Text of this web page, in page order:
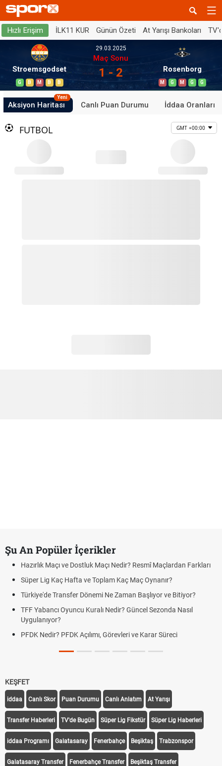
Hızlı Erişim İLK11 KUR Günün Özeti At Yarışı Bankoları
Stroemsgodset
G B M B B
29.03.2025
Maç Sonu
1 - 2 Rosenborg
M G M G G
Aksiyon Haritası
Yeni
Canlı Puan Durumu İddaa Oranları
FUTBOL GMT +00:00
Şu An Popüler İçerikler
Hazırlık Maçı ve Dostluk Maçı Nedir? Resmî Maçlardan Farkları
Süper Lig Kaç Hafta ve Toplam Kaç Maç Oynanır?
Türkiye'de Transfer Dönemi Ne Zaman Başlıyor ve Bitiyor?
TFF Yabancı Oyuncu Kuralı Nedir? Güncel Sezonda Nasıl
Uygulanıyor?
PFDK Nedir? PFDK Açılımı, Görevleri ve Karar Süreci
KEŞFET
iddaa Canlı Skor Puan Durumu Canlı Anlatım At Yarışı
Transfer Haberleri TV'de Bugün Süper Lig Fikstür Süper Lig Haberleri
iddaa Programı Galatasaray Fenerbahçe Beşiktaş Trabzonspor
Galatasaray Transfer Fenerbahçe Transfer Beşiktaş Transfer